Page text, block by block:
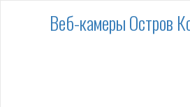
Веб-камеры Остров